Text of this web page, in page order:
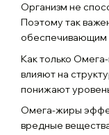
Организм не
Поэтому так
обеспечивающим
Как только
влияют на
понижают
Омега-жиры
вредные